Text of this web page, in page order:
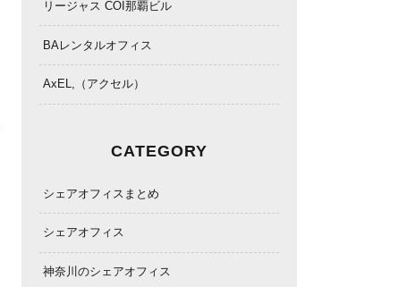
リージャス COI那覇ビル
BAレンタルオフィス
AxEL,（アクセル）
CATEGORY
シェアオフィスまとめ
シェアオフィス
神奈川のシェアオフィス